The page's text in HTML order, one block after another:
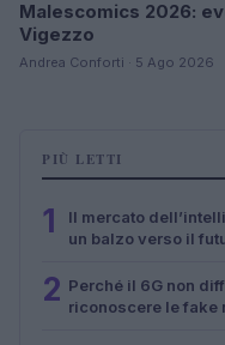
Malescomics 2026:
Vigezzo
Andrea Conforti · 5 Ago 2026
PIÙ LETTI
1
Il mercato
un balzo verso il
2 Perché il 6G non
riconoscere le fake